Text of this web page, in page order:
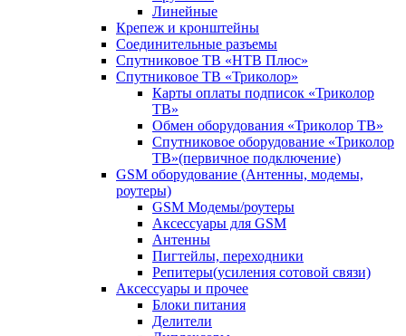
Линейные
Крепеж и кронштейны
Соединительные разъемы
Спутниковое ТВ «НТВ Плюс»
Спутниковое ТВ «Триколор»
Карты оплаты подписок «Триколор
ТВ»
Обмен оборудования «Триколор ТВ»
Спутниковое оборудование «Триколор
ТВ»(первичное подключение)
GSM оборудование (Антенны, модемы,
роутеры)
GSM Модемы/роутеры
Аксессуары для GSM
Антенны
Пигтейлы, переходники
Репитеры(усиления сотовой связи)
Аксессуары и прочее
Блоки питания
Делители